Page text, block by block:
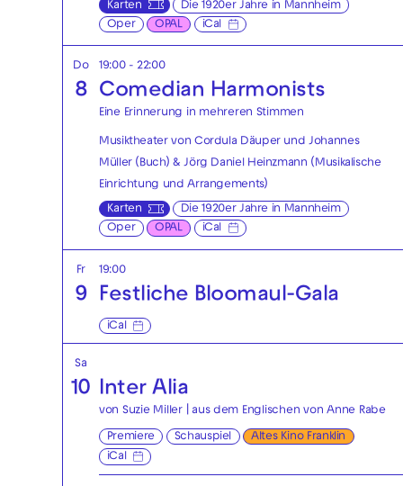
Karten
Die 1920er Jahre in Mannheim
Oper
OPAL iCal
Do
8
19:00 - 22:00
Comedian Harmonists
Eine Erinnerung in mehreren Stimmen
Musiktheater von Cordula Däuper und Johannes
Müller (Buch) & Jörg Daniel Heinzmann (Musikalische
Einrichtung und Arrangements)
Karten
Die 1920er Jahre in Mannheim
Oper
OPAL iCal
Fr
9
19:00
Festliche Bloomaul-Gala
iCal
Sa
10 Inter Alia
von Suzie Miller | aus dem Englischen von Anne Rabe
Premiere Schauspiel
Altes Kino Franklin
iCal